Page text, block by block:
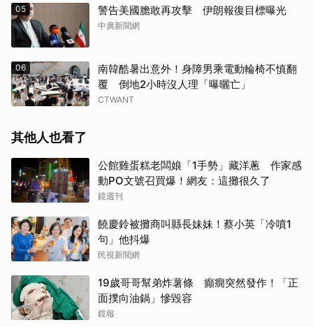
05 警告美國膽敢再攻擊 伊朗報復目標曝光
中廣新聞網
06
南韓酷暑出意外！身障男乘電動輪椅不慎翻
覆 倒地2小時沒人理「曝曬亡」
CTWANT
其他人也看了
公館雞蛋糕老闆娘「1手勢」藏洋蔥 作家感
動PO文號召買爆！網友：這攤很久了
鏡週刊
饒慶鈴被攤商叫縣長妹妹！蔡小英「冷噴1
句」他抖爆
民視新聞網
19歲哥哥幫弟炸薯條 癲癇突然發作！「正
面撲向油鍋」慘毀容
鏡報